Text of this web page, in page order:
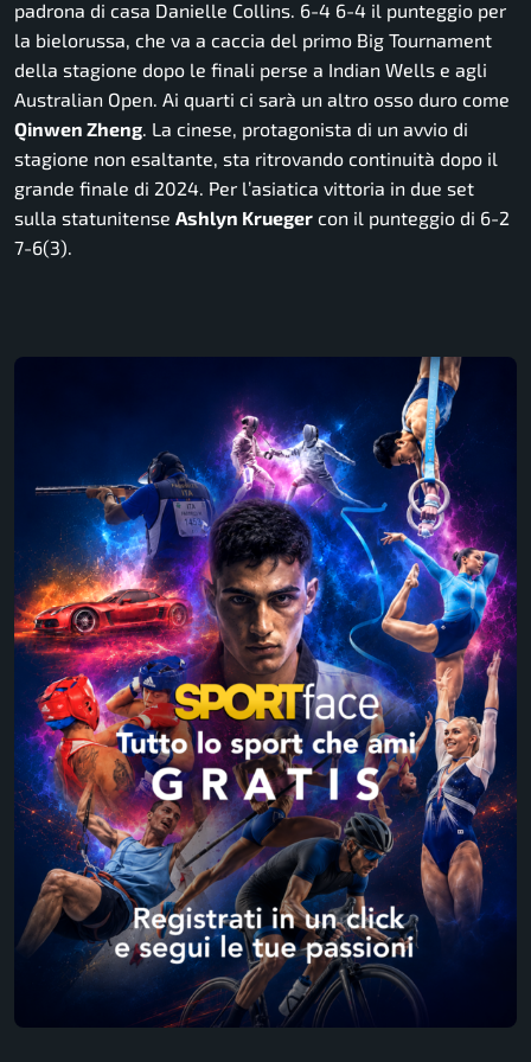
padrona di casa Danielle Collins. 6-4 6-4 il punteggio per
la bielorussa, che va a caccia del primo Big Tournament
della stagione dopo le finali perse a Indian Wells e agli
Australian Open. Ai quarti ci sarà un altro osso duro come
Qinwen Zheng. La cinese, protagonista di un avvio di
stagione non esaltante, sta ritrovando continuità dopo il
grande finale di 2024. Per l’asiatica vittoria in due set
sulla statunitense Ashlyn Krueger con il punteggio di 6-2
7-6(3).